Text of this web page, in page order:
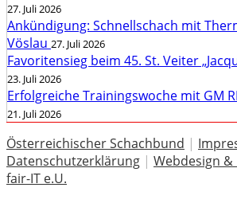
27. Juli 2026
Ankündigung: Schnellschach mit
Vöslau 27. Juli 2026
Favoritensieg beim 45. St. Veiter
23. Juli 2026
Erfolgreiche Trainingswoche mit GM
21. Juli 2026
Österreichischer Schachbund |
Datenschutzerklärung | Webdesign
fair-IT e.U.